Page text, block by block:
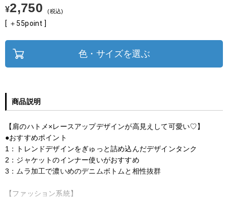
¥2,750 税込
[ ＋55point ]
色・サイズを選ぶ
商品説明
【肩のハトメ×レースアップデザインが高見えして可愛い♡】
●おすすめポイント
1：トレンドデザインをぎゅっと詰め込んだデザインタンク
2：ジャケットのインナー使いがおすすめ
3：ムラ加工で濃いめのデニムボトムと相性抜群
【ファッション系統】